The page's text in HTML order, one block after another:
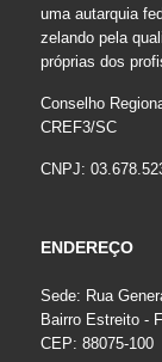
uma autarquia
zelando pela
próprias dos
Conselho
CREF3/SC
CNPJ:
ENDEREÇO
Sede: Rua
Bairro Estreito -
CEP: 88075-100